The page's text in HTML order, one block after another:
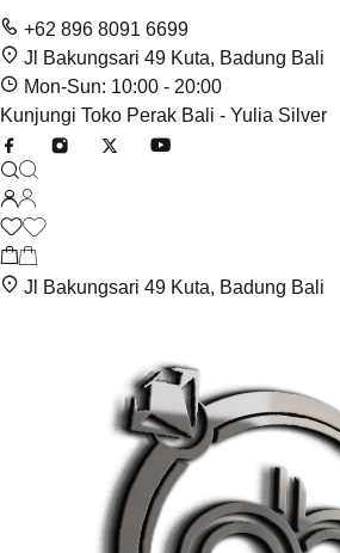
+62 896 8091 6699
Jl Bakungsari 49 Kuta, Badung Bali
Mon-Sun: 10:00 - 20:00
Kunjungi Toko Perak Bali - Yulia Silver
Jl Bakungsari 49 Kuta, Badung Bali